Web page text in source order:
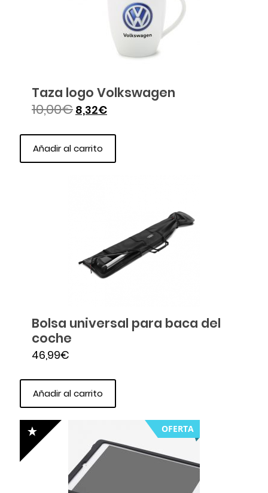
Taza logo Volkswagen
10,00€ 8,32€
Añadir al carrito
Bolsa universal para baca del
coche
46,99€
Añadir al carrito
OFERTA